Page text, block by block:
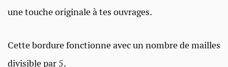
une touche originale à tes ouvrages.
Cette bordure fonctionne avec un nombre de mailles
divisible par 5.